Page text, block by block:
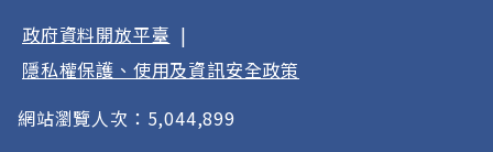
政府資料開放平臺 |
隱私權保護、使用及資訊安全政策
網站瀏覽人次：5,044,899